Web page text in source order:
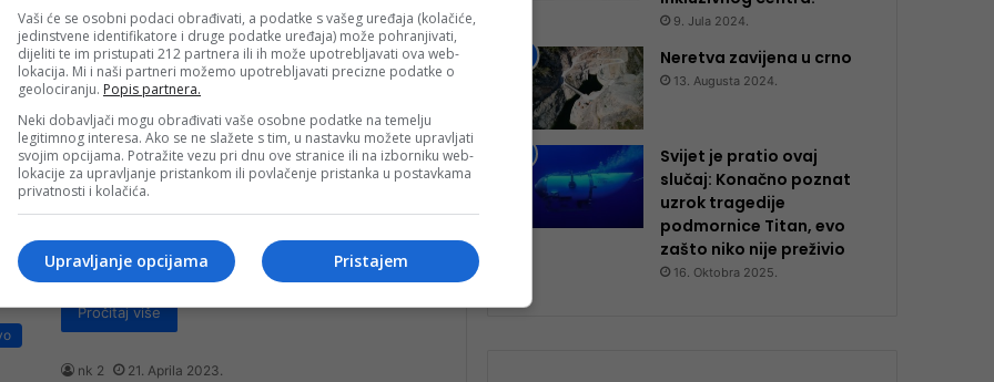
posjetili Dom za…
Pročitaj više
nk 2 6. Juna 2025.
Bajramski paketići za djecu u
Dječijem domu Mostar
povodom uoči Kurban bajrama predstavnici
Osnovnog i Regionalnog odbora “Merhameta”…
Pročitaj više
nk 2 21. Aprila 2023.
9. Jula 2024.
Neretva zavijena u crno
13. Augusta 2024.
Svijet je pratio ovaj
slučaj: Konačno poznat
uzrok tragedije
podmornice Titan, evo
zašto niko nije preživio
16. Oktobra 2025.
Vaši će se osobni podaci obrađivati, a podatke s vašeg uređaja (kolačiće,
jedinstvene identifikatore i druge podatke uređaja) može pohranjivati,
dijeliti te im pristupati 212 partnera ili ih može upotrebljavati ova web-
lokacija. Mi i naši partneri možemo upotrebljavati precizne podatke o
geolociranju. Popis partnera.
Neki dobavljači mogu obrađivati vaše osobne podatke na temelju
legitimnog interesa. Ako se ne slažete s tim, u nastavku možete upravljati
svojim opcijama. Potražite vezu pri dnu ove stranice ili na izborniku web-
lokacije za upravljanje pristankom ili povlačenje pristanka u postavkama
privatnosti i kolačića.
Pristajem
Upravljanje opcijama